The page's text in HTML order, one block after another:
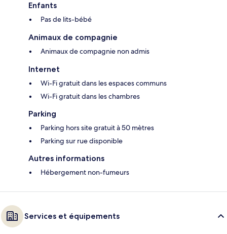
Enfants
Pas de lits-bébé
Animaux de compagnie
Animaux de compagnie non admis
Internet
Wi-Fi gratuit dans les espaces communs
Wi-Fi gratuit dans les chambres
Parking
Parking hors site gratuit à 50 mètres
Parking sur rue disponible
Autres informations
Hébergement non-fumeurs
Services et équipements